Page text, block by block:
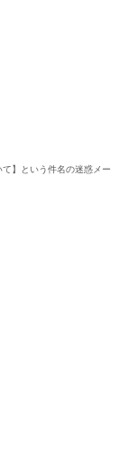
】という件名の迷惑メー